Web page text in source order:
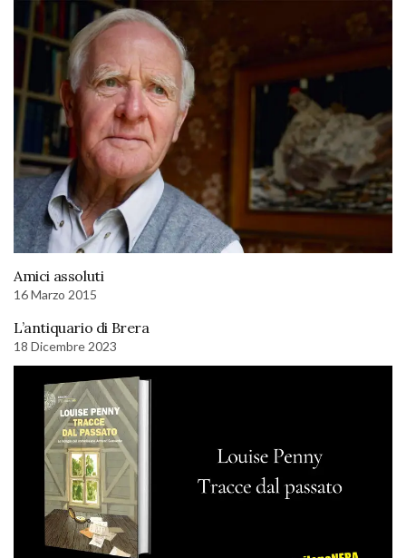
Amici assoluti
16 Marzo 2015
L’antiquario di Brera
18 Dicembre 2023